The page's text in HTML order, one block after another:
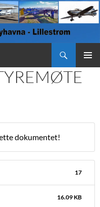
dokumentet!
17
16.09 KB